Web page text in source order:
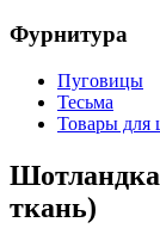
Фурнитура
Пуговицы
Тесьма
Товары для
ткань)